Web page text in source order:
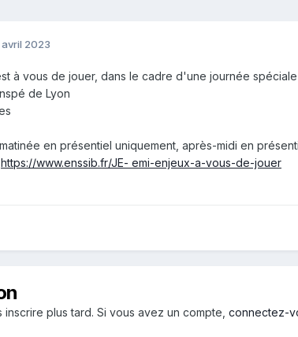
avril 2023
à vous de jouer, dans le cadre d'une journée
de Lyon
en présentiel uniquement, après-midi en
https://www.enssib.fr/JE- emi-enjeux-a-vous-de-jouer
plus tard. Si vous avez un compte, connectez-